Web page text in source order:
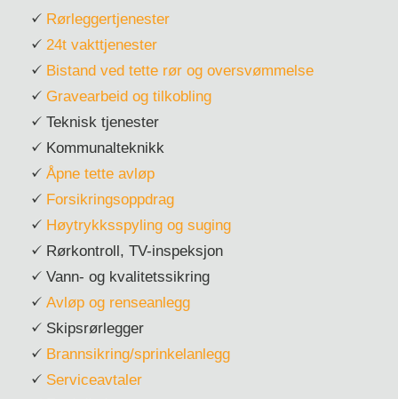
Rørleggertjenester
24t vakttjenester
Bistand ved tette rør og oversvømmelse
Gravearbeid og tilkobling
Teknisk tjenester
Kommunalteknikk
Åpne tette avløp
Forsikringsoppdrag
Høytrykksspyling og suging
Rørkontroll, TV-inspeksjon
Vann- og kvalitetssikring
Avløp og renseanlegg
Skipsrørlegger
Brannsikring/sprinkelanlegg
Serviceavtaler